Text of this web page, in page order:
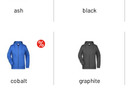
ash black
cobalt graphite